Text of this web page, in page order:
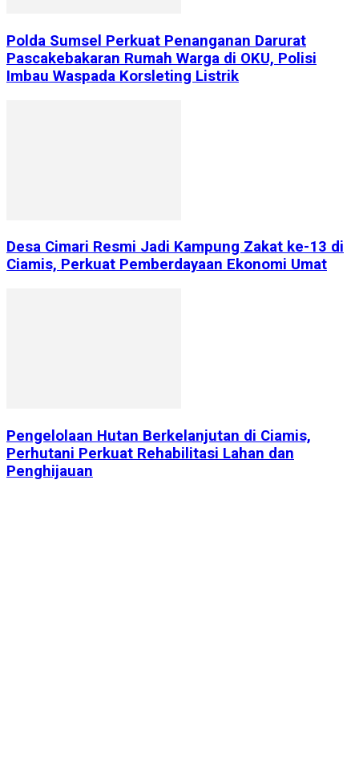
Polda Sumsel Perkuat Penanganan Darurat
Pascakebakaran Rumah Warga di OKU, Polisi
Imbau Waspada Korsleting Listrik
Desa Cimari Resmi Jadi Kampung Zakat ke-13 di
Ciamis, Perkuat Pemberdayaan Ekonomi Umat
Pengelolaan Hutan Berkelanjutan di Ciamis,
Perhutani Perkuat Rehabilitasi Lahan dan
Penghijauan